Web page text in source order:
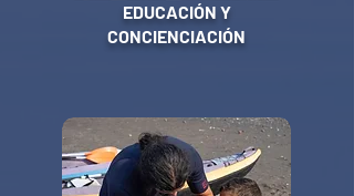
EDUCACIÓN Y
CONCIENCIACIÓN